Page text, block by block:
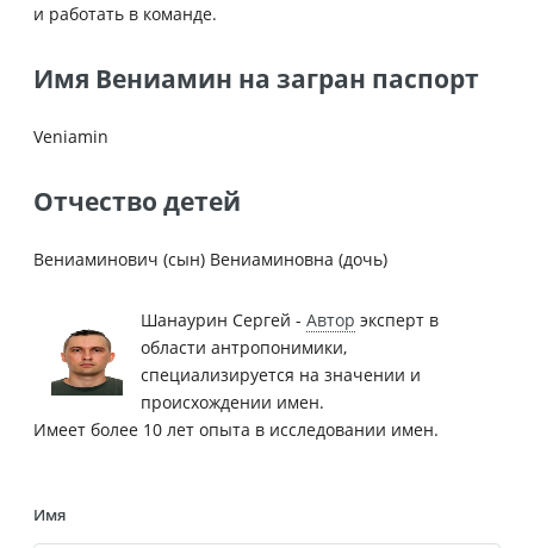
и работать в команде.
Имя Вениамин на загран паспорт
Veniamin
Отчество детей
Вениаминович (сын) Вениаминовна (дочь)
Шанаурин Сергей - Автор эксперт в
области антропонимики,
специализируется на значении и
происхождении имен.
Имеет более 10 лет опыта в исследовании имен.
Имя